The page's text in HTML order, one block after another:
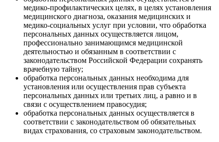
медико-профилактических целях, в целях установления
медицинского диагноза, оказания медицинских и
медико-социальных услуг при условии, что обработка
персональных данных осуществляется лицом,
профессионально занимающимся медицинской
деятельностью и обязанным в соответствии с
законодательством Российской Федерации сохранять
врачебную тайну;
обработка персональных данных необходима для
установления или осуществления прав субъекта
персональных данных или третьих лиц, а равно и в
связи с осуществлением правосудия;
обработка персональных данных осуществляется в
соответствии с законодательством об обязательных
видах страхования, со страховым законодательством.